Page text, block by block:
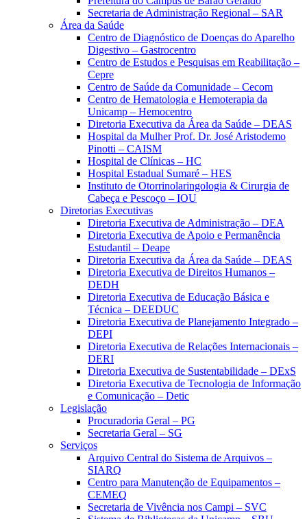
Secretaria de Administração Regional – SAR
Área da Saúde
Centro de Diagnóstico de Doenças do Aparelho
Digestivo – Gastrocentro
Centro de Estudos e Pesquisas em Reabilitação –
Cepre
Centro de Saúde da Comunidade – Cecom
Centro de Hematologia e Hemoterapia da
Unicamp – Hemocentro
Diretoria Executiva da Área da Saúde – DEAS
Hospital da Mulher Prof. Dr. José Aristodemo
Pinotti – CAISM
Hospital de Clínicas – HC
Hospital Estadual Sumaré – HES
Instituto de Otorrinolaringologia & Cirurgia de
Cabeça e Pescoço – IOU
Diretorias Executivas
Diretoria Executiva de Administração – DEA
Diretoria Executiva de Apoio e Permanência
Estudantil – Deape
Diretoria Executiva da Área da Saúde – DEAS
Diretoria Executiva de Direitos Humanos –
DEDH
Diretoria Executiva de Educação Básica e
Técnica – DEEDUC
Diretoria Executiva de Planejamento Integrado –
DEPI
Diretoria Executiva de Relações Internacionais –
DERI
Diretoria Executiva de Sustentabilidade – DExS
Diretoria Executiva de Tecnologia de Informação
e Comunicação – Detic
Legislação
Procuradoria Geral – PG
Secretaria Geral – SG
Serviços
Arquivo Central do Sistema de Arquivos –
SIARQ
Centro para Manutenção de Equipamentos –
CEMEQ
Secretaria de Vivência nos Campi – SVC